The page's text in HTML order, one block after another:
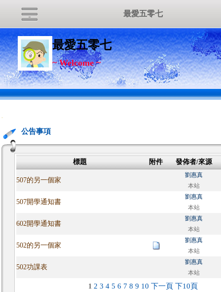
最愛五零七
~ Welcome ~
:::
公告事項
標題 附件 發佈者/來源
507的另一個家
劉惠真
本站
507開學通知書
劉惠真
本站
602開學通知書
劉惠真
本站
502的另一個家
劉惠真
本站
502功課表
劉惠真
本站
1 2 3 4 5 6 7 8 9 10 下一頁 下10頁
最愛五零七